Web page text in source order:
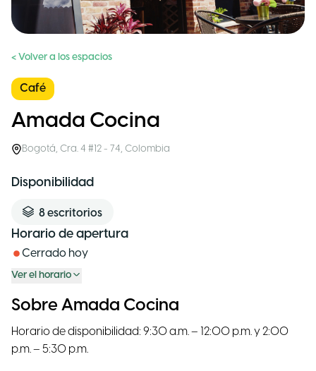
< Volver a los espacios
Café
Amada Cocina
Bogotá, Cra. 4 #12 - 74, Colombia
Disponibilidad
8escritorios
Horario de apertura
Cerrado hoy
Ver el horario
Sobre Amada Cocina
Horario de disponibilidad: 9:30 a.m. – 12:00 p.m. y 2:00
p.m. – 5:30 p.m.